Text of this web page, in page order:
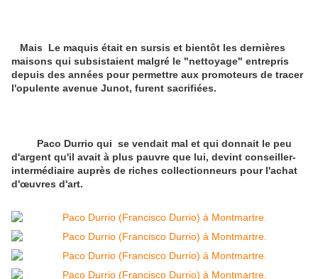
Mais Le maquis était en sursis et bientôt les dernières
maisons qui subsistaient malgré le "nettoyage" entrepris
depuis des années pour permettre aux promoteurs de tracer
l'opulente avenue Junot, furent sacrifiées.
Paco Durrio qui se vendait mal et qui donnait le peu
d'argent qu'il avait à plus pauvre que lui, devint conseiller-
intermédiaire auprès de riches collectionneurs pour l'achat
d'œuvres d'art.